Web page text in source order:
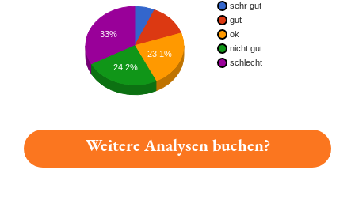
sehr gut
gut
ok
nicht gut
schlecht
23.1%
33%
24.2%
Weitere Analysen buchen?